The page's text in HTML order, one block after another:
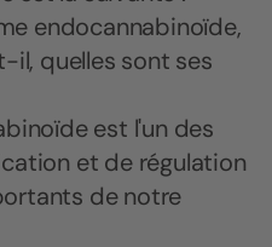
endocannabinoïde,
quelles sont ses
est l'un des
et de régulation
de notre